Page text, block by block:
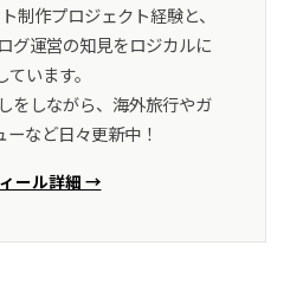
制作プロジェクト経験と、
グ運営の知見をロジカルに
ています。
をしながら、海外旅行やガ
など日々更新中！
ール詳細 →